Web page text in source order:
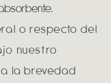
o respecto del
nuestro
la brevedad